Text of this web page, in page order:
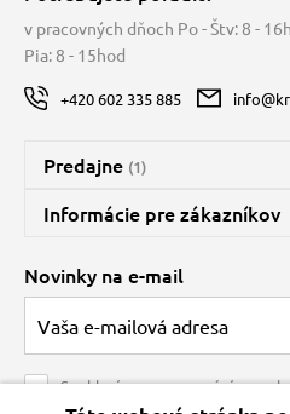
v pracovných dňoch Po - Štv: 8 -
Pia: 8 - 15hod
+420 602 335 885
Predajne (1)
Predajňa a sklad Kbely
Informácie pre zákazníkov
O spoločnosti
Veľkoobchod
Obchodné podmienky
Novinky na e-mail
Souhlasím se zpracováním
ochrany osobních údajů